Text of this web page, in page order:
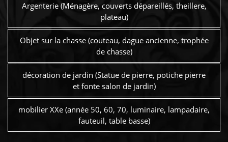
Argenterie (Ménagère, couverts dépareillés, theillere,
plateau)
Objet sur la chasse (couteau, dague ancienne, trophée
de chasse)
décoration de jardin (Statue de pierre, potiche pierre
et fonte salon de jardin)
mobilier XXe (année 50, 60, 70, luminaire, lampadaire,
fauteuil, table basse)